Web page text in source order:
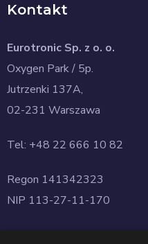
Kontakt
Eurotronic Sp. z o. o.
Oxygen Park / 5p.
Jutrzenki 137A,
02-231 Warszawa
Tel: +48 22 666 10 82
Regon 141342323
NIP 113-27-11-170